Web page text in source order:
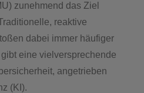
zunehmend das Ziel
reaktive
dabei immer häufiger
eine vielversprechende
angetrieben
(KI).